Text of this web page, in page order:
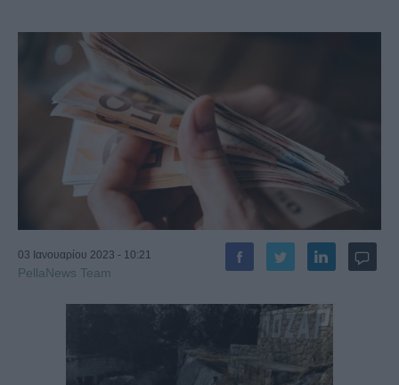
03 Ιανουαρίου 2023 - 10:21
PellaNews Team